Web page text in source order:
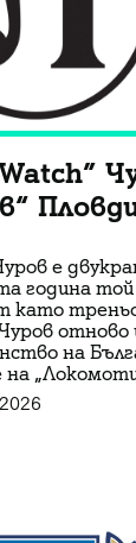
е
година
отново
на